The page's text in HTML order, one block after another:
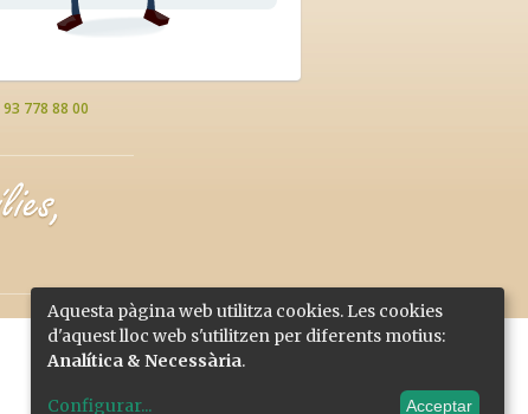
93 778 88 00
Aquesta pàgina web utilitza cookies. Les cookies
d'aquest lloc web s'utilitzen per diferents motius:
Analítica & Necessària.
Configurar... Acceptar